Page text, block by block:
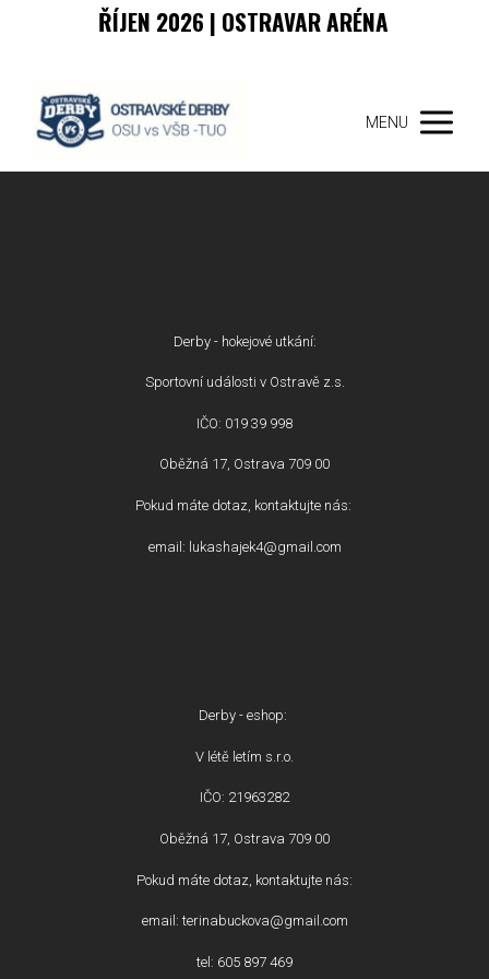
ŘÍJEN 2026 | OSTRAVAR ARÉNA
MENU
Derby - hokejové utkání:
Sportovní události v Ostravě z.s.
IČO: 019 39 998
Oběžná 17, Ostrava 709 00
Pokud máte dotaz, kontaktujte nás:
email: lukashajek4@gmail.com
Derby - eshop:
V létě letím s.r.o.
IČO: 21963282
Oběžná 17, Ostrava 709 00
Pokud máte dotaz, kontaktujte nás:
email: terinabuckova@gmail.com
tel: 605 897 469